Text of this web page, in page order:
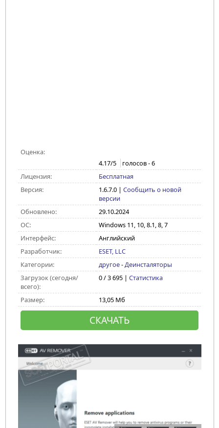
Оценка:
4.17/5 голосов -6
Лицензия:
Бесплатная
Версия:
1.6.7.0| Сообщить о новой
версии
Обновлено:
29.10.2024
ОС:
Windows 11, 10, 8.1, 8, 7
Интерфейс:
Английский
Разработчик:
ESET, LLC
Категории:
другое-Деинсталяторы
Загрузок (сегодня/
всего):
0 / 3 695 | Статистика
Размер: 13,05 Мб
СКАЧАТЬ